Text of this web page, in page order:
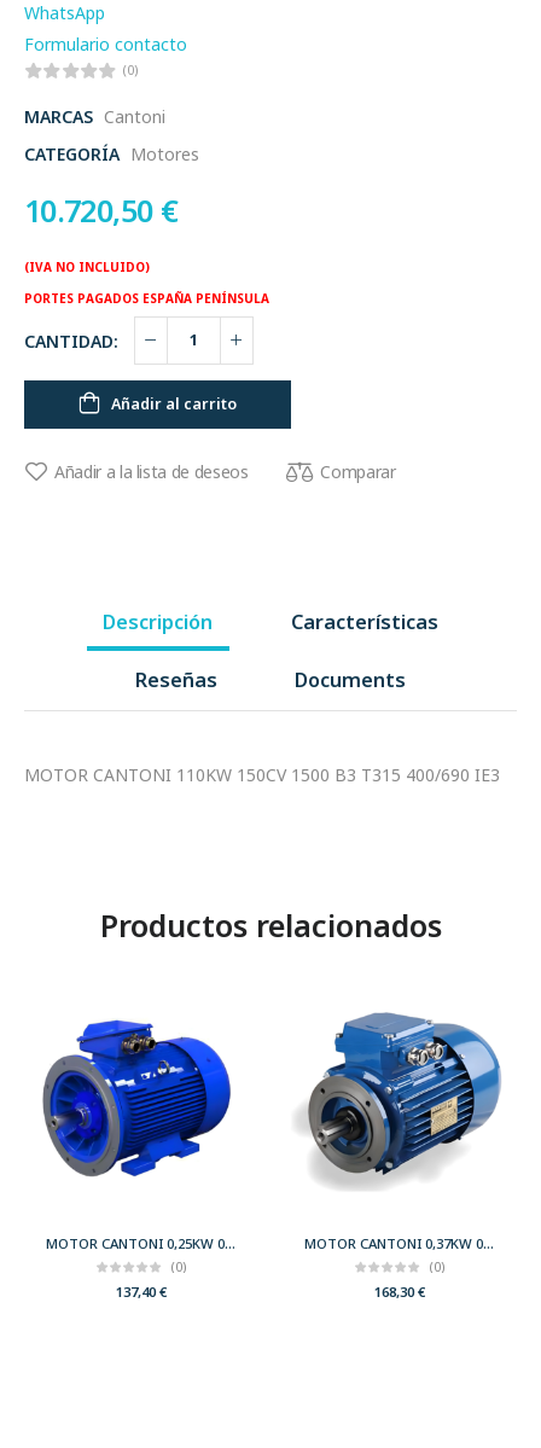
WhatsApp
Formulario contacto
(0)
MARCAS Cantoni
CATEGORÍA Motores
10.720,50 €
(IVA NO INCLUIDO)
PORTES PAGADOS ESPAÑA PENÍNSULA
CANTIDAD:
Añadir al carrito
Añadir a la lista de deseos Comparar
Descripción Características
Reseñas Documents
MOTOR CANTONI 110KW 150CV 1500 B3 T315 400/690 IE3
Productos relacionados
MOTOR CANTONI 0,25KW 0,33CV 3000 B35 T63 230/400 IE2
(0)
137,40€
MOTOR CANTONI 0,37KW 0,50CV 3000 B14 T71 230/400 IE2
(0)
168,30€